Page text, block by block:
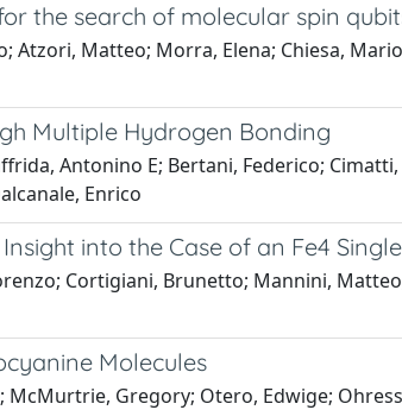
the search of molecular spin
Matteo; Morra, Elena; Chiesa,
Multiple Hydrogen Bonding
Antonino E; Bertani, Federico;
Enrico
into the Case of an Fe4
Cortigiani, Brunetto; Mannini,
Molecules
Gregory; Otero, Edwige;